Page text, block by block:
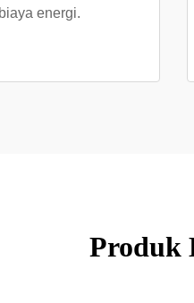
biaya energi.
Produk